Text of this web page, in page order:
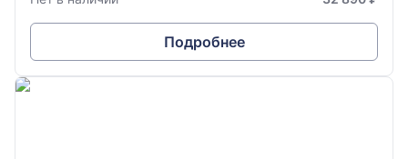
Подробнее